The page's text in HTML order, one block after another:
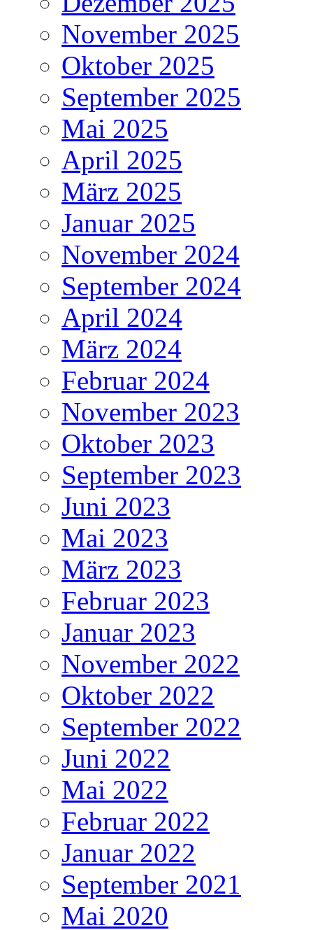
November 2025
Oktober 2025
September 2025
Mai 2025
April 2025
März 2025
Januar 2025
November 2024
September 2024
April 2024
März 2024
Februar 2024
November 2023
Oktober 2023
September 2023
Juni 2023
Mai 2023
März 2023
Februar 2023
Januar 2023
November 2022
Oktober 2022
September 2022
Juni 2022
Mai 2022
Februar 2022
Januar 2022
September 2021
Mai 2020